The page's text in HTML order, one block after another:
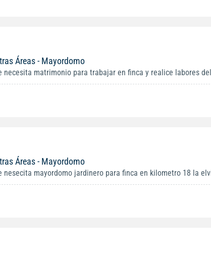
Áreas - Mayordomo
necesita matrimonio para trabajar en finca y realice labores
Áreas - Mayordomo
nesecita mayordomo jardinero para finca en kilometro 18 la